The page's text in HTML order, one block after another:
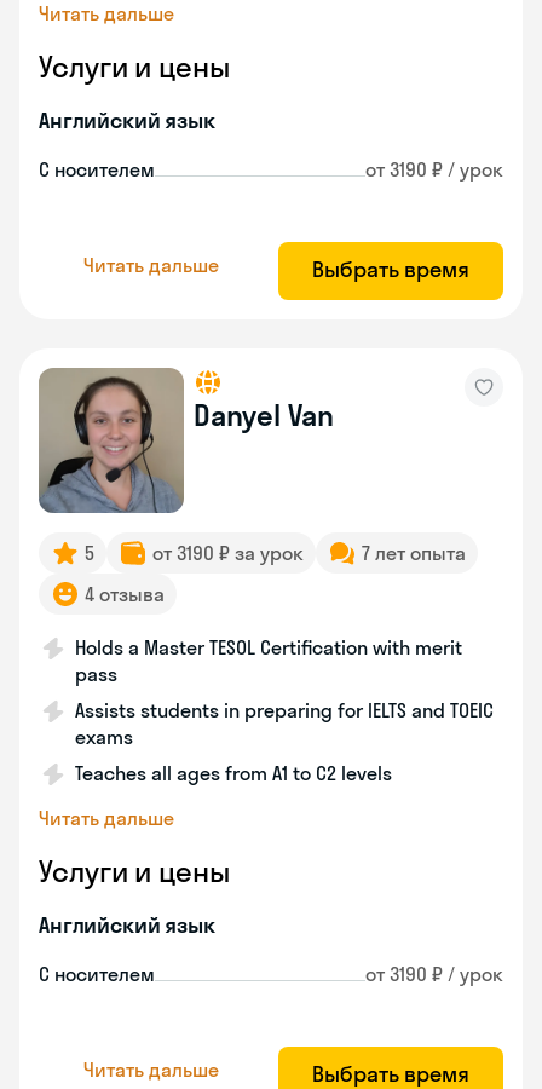
Читать дальше
Услуги и цены
Английский язык
С носителем от 3190 ₽ / урок
Читать дальше Выбрать время
Danyel Van
5 от 3190 ₽ за урок
7 лет опыта
4 отзыва
Holds a Master TESOL Certification with merit
pass
Assists students in preparing for IELTS and TOEIC
exams
Teaches all ages from A1 to C2 levels
Читать дальше
Услуги и цены
Английский язык
С носителем от 3190 ₽ / урок
Читать дальше Выбрать время